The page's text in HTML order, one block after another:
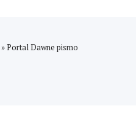
»Portal Dawne pismo